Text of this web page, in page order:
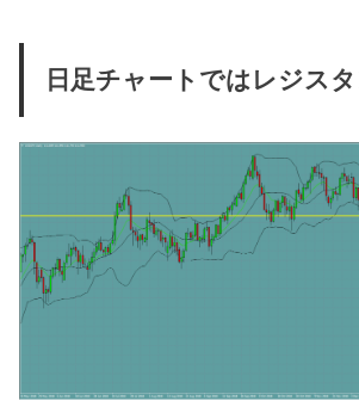
日足チャートではレジス